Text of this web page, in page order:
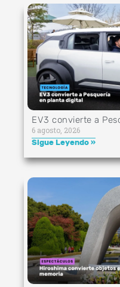
EV3 convierte a
6 agosto, 2026
Sigue Leyendo »